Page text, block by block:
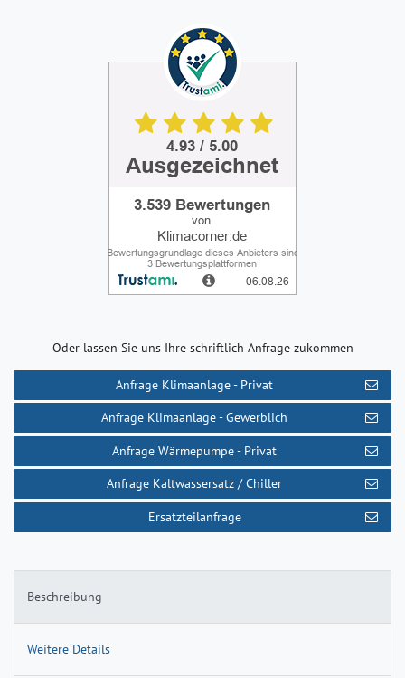
Beschreibung
Weitere Details
Oder lassen Sie uns Ihre schriftlich Anfrage zukommen
Anfrage Klimaanlage - Privat
Anfrage Klimaanlage - Gewerblich
Anfrage Wärmepumpe - Privat
Anfrage Kaltwassersatz / Chiller
Ersatzteilanfrage